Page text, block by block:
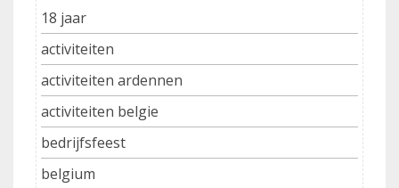
18 jaar
activiteiten
activiteiten ardennen
activiteiten belgie
bedrijfsfeest
belgium